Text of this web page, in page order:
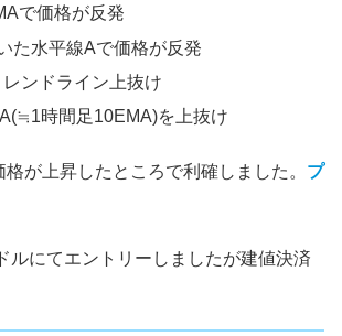
で価格が反発
た水平線Aで価格が反発
ンドライン上抜け
時間足10EMA)を上抜け
が上昇したところで利確しました。 プ
ルにてエントリーしましたが建値決済